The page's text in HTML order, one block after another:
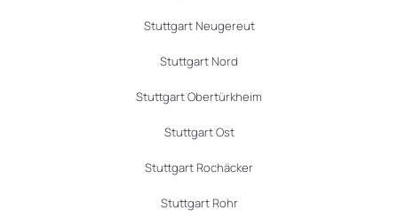
Stuttgart Neugereut
Stuttgart Nord
Stuttgart Obertürkheim
Stuttgart Ost
Stuttgart Rochäcker
Stuttgart Rohr